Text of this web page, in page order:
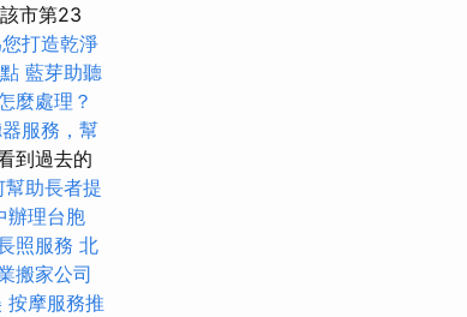
市第23
打造乾淨
藍芽助聽
麼處理？
服務，幫
到過去的
助長者提
辦理台胞
照服務 北
搬家公司
按摩服務推